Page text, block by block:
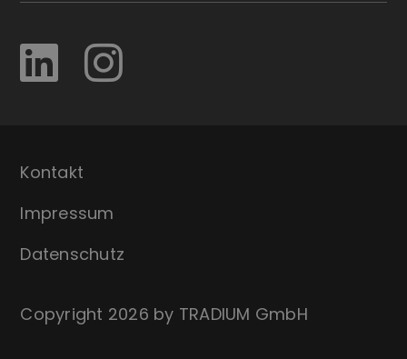
Kontakt
Impressum
Datenschutz
Copyright 2026 by TRADIUM GmbH